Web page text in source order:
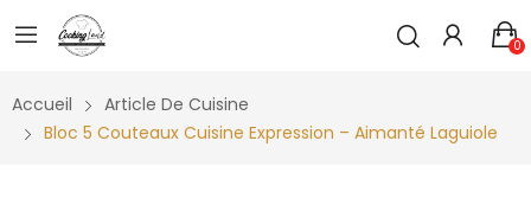
0
Accueil
Article De Cuisine
Bloc 5 Couteaux Cuisine Expression – Aimanté Laguiole